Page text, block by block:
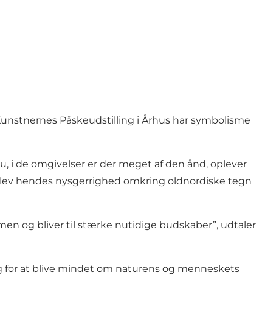
Påskeudstilling i Århus har symbolisme
i de omgivelser er der meget af den ånd, oplever
hendes nysgerrighed omkring oldnordiske tegn
og bliver til stærke nutidige budskaber”, udtaler
at blive mindet om naturens og menneskets